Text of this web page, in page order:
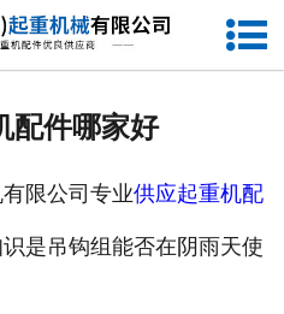
网站首页
配件哪家好
限公司专业供应起重机配
是吊钩组能否在阴雨天使